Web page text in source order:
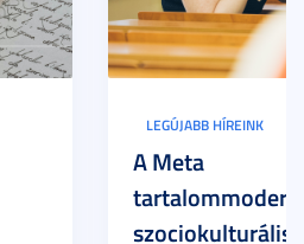
LEGÚJABB HÍREINK
A Meta
szociokulturális